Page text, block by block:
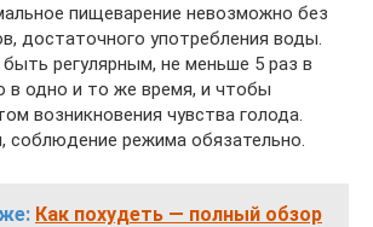
пищеварение невозможно без
достаточного употребления воды.
регулярным, не меньше 5 раз в
в одно и то же время, и чтобы
возникновения чувства голода.
соблюдение режима обязательно.
Как похудеть — полный обзор